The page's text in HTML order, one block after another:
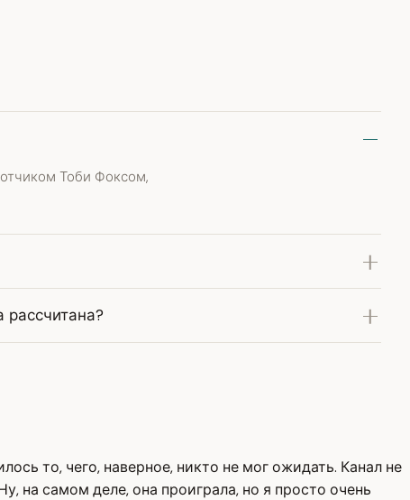
Тоби Фоксом,
рассчитана?
то, чего, наверное, никто не мог ожидать. Канал не
на самом деле, она проиграла, но я просто очень